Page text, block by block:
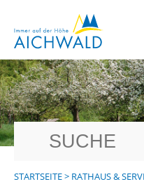
STARTSEITE> RATHAUS &